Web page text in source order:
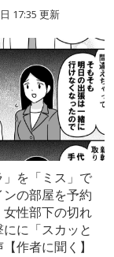
17:35 更新
」を「ミス」で
の部屋を予約
女性部下の切れ
に「スカッと
作者に聞く】